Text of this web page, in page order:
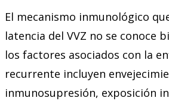
El mecanismo inmunológico
latencia del VVZ no se conoce
los factores asociados con la
recurrente incluyen
inmunosupresión, exposición